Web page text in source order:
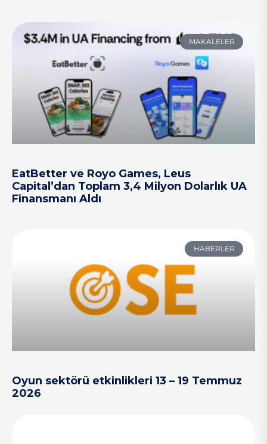
MAKALELER
EatBetter ve Royo Games, Leus
Capital’dan Toplam 3,4 Milyon Dolarlık UA
Finansmanı Aldı
HABERLER
Oyun sektörü etkinlikleri 13 – 19 Temmuz
2026